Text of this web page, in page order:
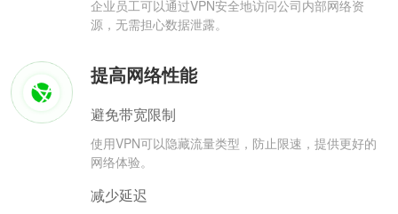
企业员工可以通过VPN安全地访问公司内部网络资
源，无需担心数据泄露。
提高网络性能
避免带宽限制
使用VPN可以隐藏流量类型，防止限速，提供更好的
网络体验。
减少延迟